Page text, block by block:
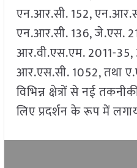
एन.आर.सी. 152,
एन.आर.सी. 136, जे.एस.
आर.वी.एस.एम. 2011-
आर.एस.सी. 1052, तथा
विभिन्न क्षेत्रों से नई
लिए प्रदर्शन के रूप में